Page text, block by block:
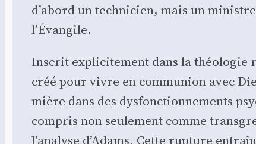
d’abord un tech­ni­cien, mais un
l’Évangile.
Ins­crit expli­ci­te­ment dans la théo­lo­gie
créé pour vivre en com­mu­nion avec
mière dans des dys­fonc­tion­ne­ments
com­pris non seule­ment comme
l’analyse d’Adams. Cette rup­ture